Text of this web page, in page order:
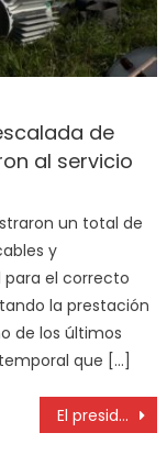
de
al servicio
un total de
y
el correcto
la prestación
de los últimos
que […]
El presidente de la UNLP recibió a estudiantes premiados de la carrera de Nutrición